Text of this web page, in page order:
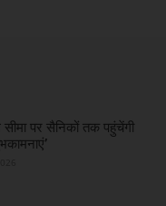
सीमा पर सैनिकों तक पहुंचेंगी